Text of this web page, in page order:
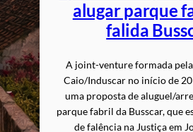
alugar parque
falida
A joint-venture formada
Caio/Induscar no início de
uma proposta de aluguel/
parque fabril da Busscar, que
de falência na Justiça em